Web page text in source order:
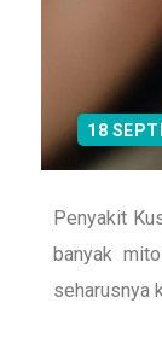
18
Penyakit
banyak
seharusnya